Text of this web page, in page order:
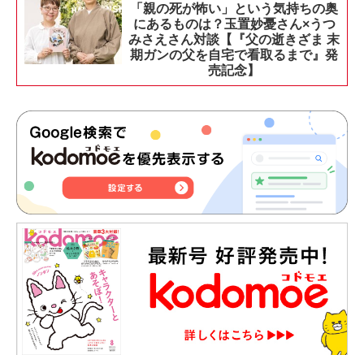
「親の死が怖い」という気持ちの奥
にあるものは？玉置妙憂さん×うつ
みさえさん対談【『父の逝きざま 末
期ガンの父を自宅で看取るまで』発
売記念】